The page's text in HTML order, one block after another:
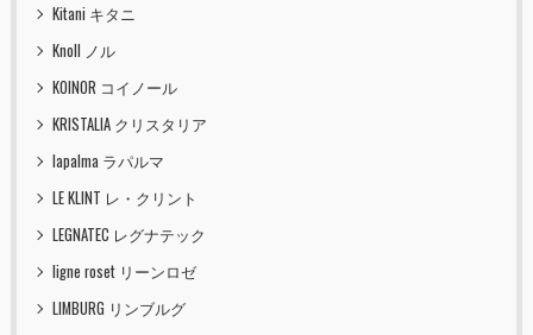
Kitani キタニ
Knoll ノル
KOINOR コイノール
KRISTALIA クリスタリア
lapalma ラパルマ
LE KLINT レ・クリント
LEGNATEC レグナテック
ligne roset リーンロゼ
LIMBURG リンブルグ